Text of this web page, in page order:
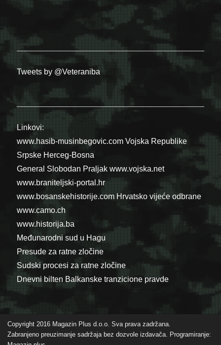
Tweets by @Veteraniba
Linkovi:
www.hasib-musinbegovic.com Vojska Republike
Srpske Herceg-Bosna
General Slobodan Praljak www.vojska.net
www.braniteljski-portal.hr
www.bosanskehistorije.com Hrvatsko vijeće odbrane
www.camo.ch
www.historija.ba
Međunarodni sud u Hagu
Presude za ratne zločine
Sudski procesi za ratne zločine
Dnevni bilten Balkanske tranzicione pravde
Copyright 2016 Magazin Plus d.o.o. Sva prava zadržana.
Zabranjeno preuzimanje sadržaja bez dozvole izdavača. Programiranje: